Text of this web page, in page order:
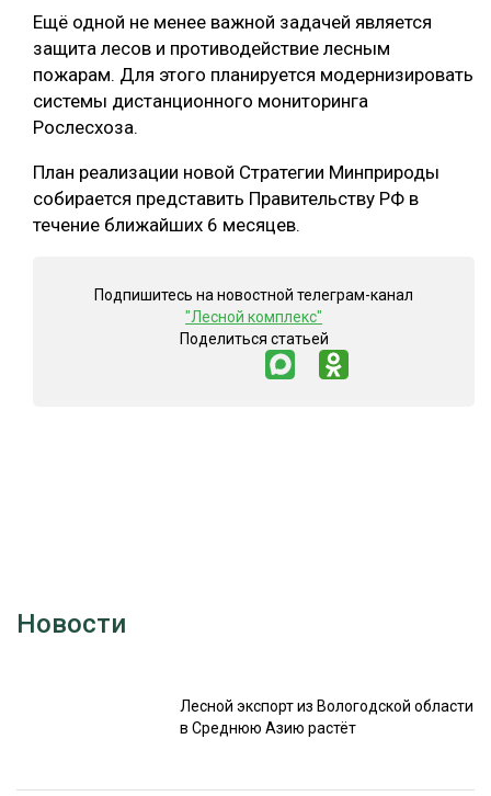
Ещё одной не менее важной задачей является
защита лесов и противодействие лесным
пожарам. Для этого планируется модернизировать
системы дистанционного мониторинга
Рослесхоза.
План реализации новой Стратегии Минприроды
собирается представить Правительству РФ в
течение ближайших 6 месяцев.
Подпишитесь на новостной телеграм-канал
"Лесной комплекс"
Поделиться статьей
Новости
Лесной экспорт из Вологодской области
в Среднюю Азию растёт